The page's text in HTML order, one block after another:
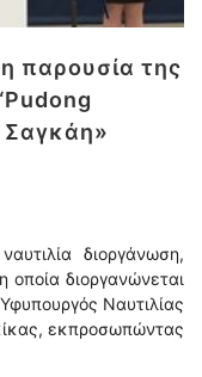
παρουσία της
Σαγκάη»
διοργάνωση,
οποία διοργανώνεται
Ναυτιλίας
εκπροσωπώντας